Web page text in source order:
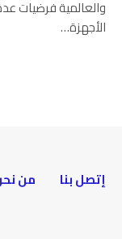
والعالمية فرضيات
الأجهزة…
إتصل بنا من